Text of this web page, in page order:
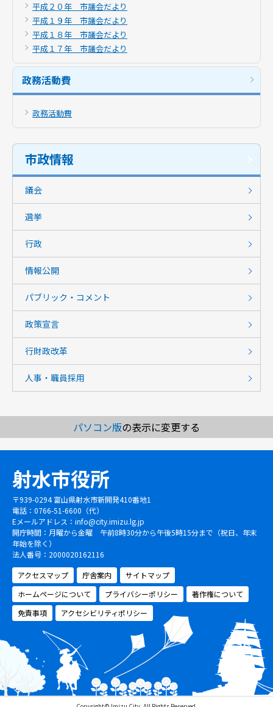
平成２０年 市議会だより
平成１９年 市議会だより
平成１８年 市議会だより
平成１７年 市議会だより
政務活動費
政務活動費
市政情報
議会
選挙
行政
情報公開
パブリック・コメント
政策宣言
行財政改革
人事・職員採用
パソコン版の表示に変更する
射水市役所
〒939-0294 富山県射水市新開発410番地1
電話：0766-51-6600（代）
Eメールアドレス： info@city.imizu.lg.jp
開庁時間：月曜から金曜 午前8時30分から午後5時15分まで（祝日、年末
年始を除く）
法人番号：2000020162116
アクセスマップ
庁舎案内
サイトマップ
ホームページについて
プライバシーポリシー
著作権について
免責事項
アクセシビリティポリシー